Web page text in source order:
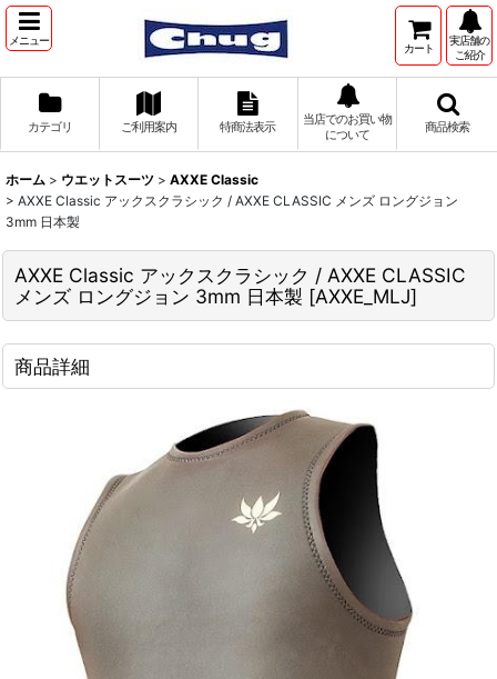
メニュー
カート
実店舗の
ご紹介
カテゴリ ご利用案内 特商法表示
当店でのお買い物
について
商品検索
ホーム > ウエットスーツ > AXXE Classic
> AXXE Classic アックスクラシック / AXXE CLASSIC メンズ ロングジョン
3mm 日本製
AXXE Classic アックスクラシック / AXXE CLASSIC
メンズ ロングジョン 3mm 日本製 [AXXE_MLJ]
商品詳細